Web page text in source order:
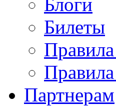
Билеты
Правила
Партнерам